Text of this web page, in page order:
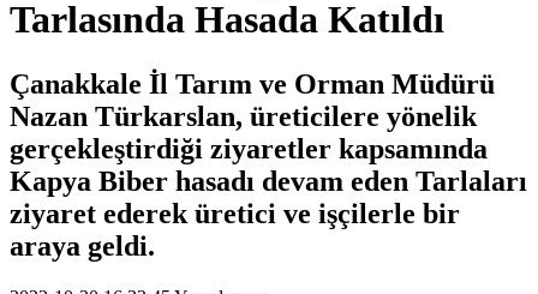
Tarlasında Hasada Katıldı
Çanakkale İl Tarım ve Orman Müdürü
Nazan Türkarslan, üreticilere yönelik
gerçekleştirdiği ziyaretler kapsamında
Kapya Biber hasadı devam eden Tarlaları
ziyaret ederek üretici ve işçilerle bir
araya geldi.